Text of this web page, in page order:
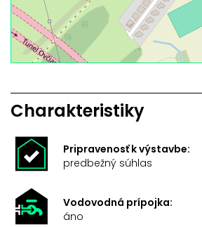
Charakteristiky
Pripravenosť k výstavbe:
predbežný súhlas
Vodovodná prípojka:
áno